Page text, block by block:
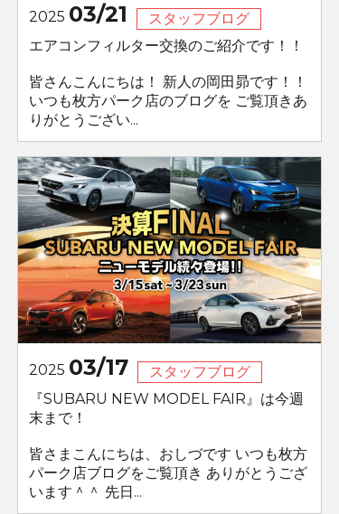
2025 03/21
スタッフブログ
エアコンフィルター交換のご紹介です！！
皆さんこんにちは！ 新人の岡田昴です！！
いつも枚方パーク店のブログを ご覧頂きあ
りがとうござい...
2025 03/17
スタッフブログ
『SUBARU NEW MODEL FAIR』は今週
末まで！
皆さまこんにちは、おしづです いつも枚方
パーク店ブログをご覧頂き ありがとうござ
います＾＾ 先日...